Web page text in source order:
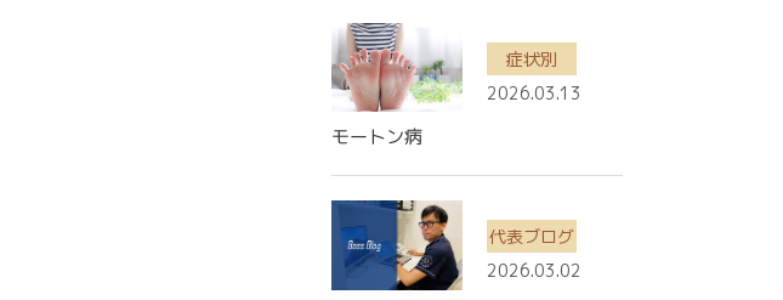
症状別
2026.03.13
モートン病
代表ブログ
2026.03.02